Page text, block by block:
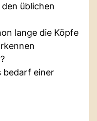
üblichen
lange die Köpfe
bedarf einer